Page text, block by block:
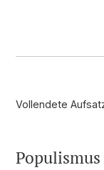
Vollendete